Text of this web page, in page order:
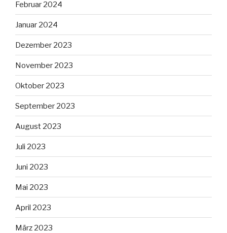
Februar 2024
Januar 2024
Dezember 2023
November 2023
Oktober 2023
September 2023
August 2023
Juli 2023
Juni 2023
Mai 2023
April 2023
März 2023